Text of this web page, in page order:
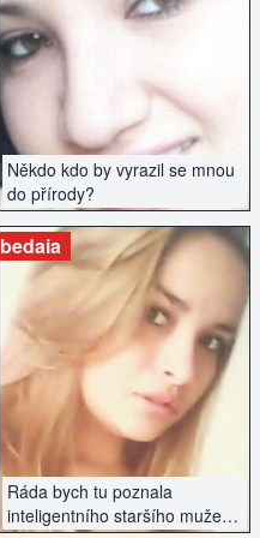
Někdo kdo by vyrazil se mnou
do přírody?
ZOBRAZIT INZERÁT
Ráda bych tu poznala
inteligentního staršího muže.
bedaia
ZOBRAZIT INZERÁT